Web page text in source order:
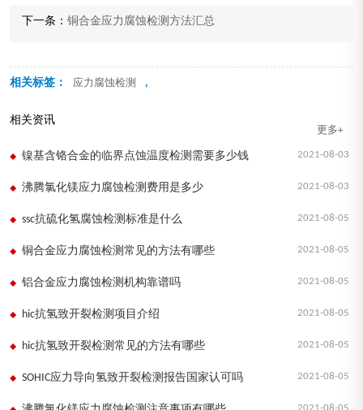
下一条： 铜合金应力腐蚀检测方法汇总
相关标签： 应力腐蚀检测 ,
相关资讯
更多+
2021-08-03
镍基含铬合金的临界点蚀温度检测需要多少钱
2021-08-03
沸腾氯化镁应力腐蚀检测费用是多少
2021-08-05
ssc抗硫化氢腐蚀检测标准是什么
2021-08-05
铜合金应力腐蚀检测常见的方法有哪些
2021-08-05
铝合金应力腐蚀检测机构靠谱吗
2021-08-05
hic抗氢致开裂检测项目介绍
2021-08-05
hic抗氢致开裂检测常见的方法有哪些
2021-08-05
SOHIC应力导向氢致开裂检测报告国家认可吗